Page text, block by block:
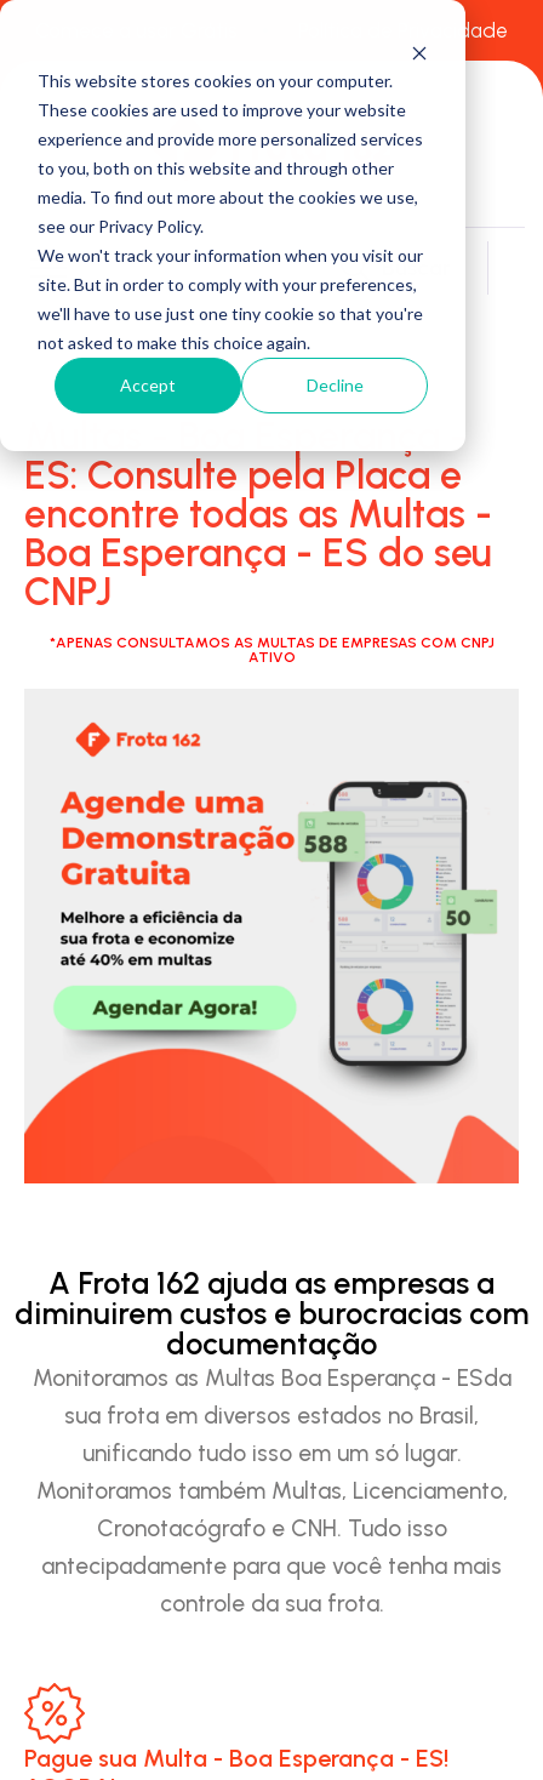
This website stores cookies on your computer.
These cookies are used to improve your website
experience and provide more personalized services
to you, both on this website and through other
media. To find out more about the cookies we use,
see our Privacy Policy.
We won't track your information when you visit our
site. But in order to comply with your preferences,
we'll have to use just one tiny cookie so that you're
not asked to make this choice again.
Accept Decline
Política de Privacidade
Buscar
Multas - Boa Esperança -
ES: Consulte pela Placa e
encontre todas as Multas -
Boa Esperança - ES do seu
CNPJ
*APENAS CONSULTAMOS AS MULTAS DE EMPRESAS COM CNPJ
ATIVO
A Frota 162 ajuda as empresas a
diminuirem custos e burocracias com
documentação
Monitoramos as Multas Boa Esperança - ESda
sua frota em diversos estados no Brasil,
unificando tudo isso em um só lugar.
Monitoramos também Multas, Licenciamento,
Cronotacógrafo e CNH. Tudo isso
antecipadamente para que você tenha mais
controle da sua frota.
Pague sua Multa - Boa Esperança - ES!